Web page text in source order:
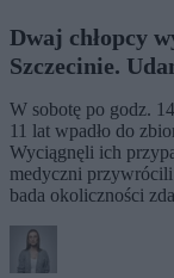
Dwaj chłopcy
Szczecinie.
W sobotę po godz.
11 lat wpadło do
Wyciągnęli ich
medyczni
bada okoliczności